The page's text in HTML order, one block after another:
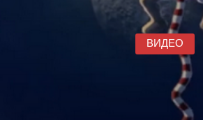
ВИДЕО